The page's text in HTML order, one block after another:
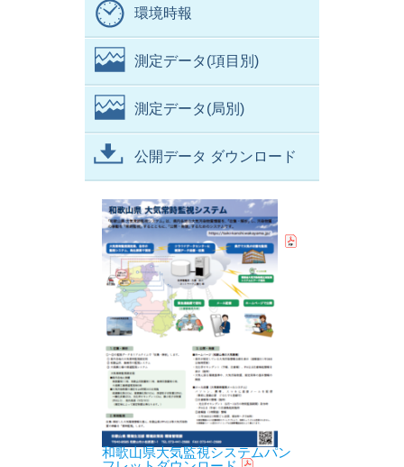
環境時報
測定データ(項目別)
測定データ(局別)
公開データ ダウンロード
和歌山県大気監視システムパン